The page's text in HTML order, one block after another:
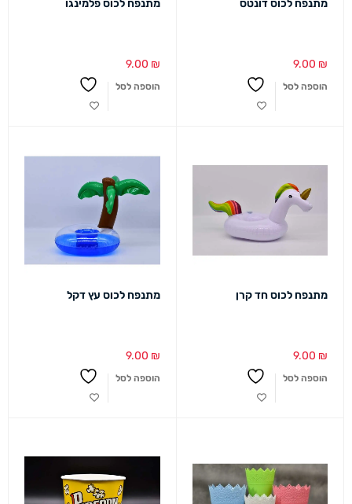
מתנפח לכוס דונטס
9.00 ₪
הוספה לסל
מתנפח לכוס פלמינגו
9.00 ₪
הוספה לסל
מתנפח לכוס חד קרן
9.00 ₪
הוספה לסל
מתנפח לכוס עץ דקל
9.00 ₪
הוספה לסל